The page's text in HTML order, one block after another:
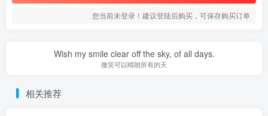
您当前未登录！建议登陆后购买，可保存购买订单
Wish my smile clear off the sky, of all days.
微笑可以晴朗所有的天
相关推荐